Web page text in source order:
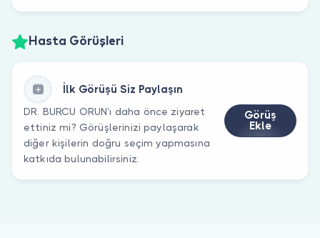
Hasta Görüşleri
İlk Görüşü Siz Paylaşın
DR. BURCU ORUN’ı daha önce ziyaret
ettiniz mi? Görüşlerinizi paylaşarak
diğer kişilerin doğru seçim yapmasına
katkıda bulunabilirsiniz.
Görüş
Ekle